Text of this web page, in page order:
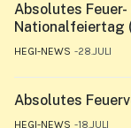
Absolutes
Nationalfeiertag
HEGI-NEWS 28.JULI
Absolutes
HEGI-NEWS 18.JULI